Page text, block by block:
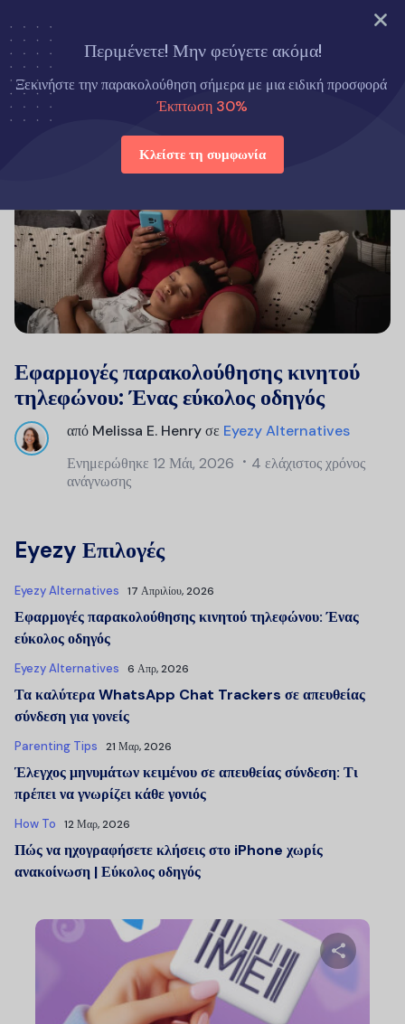
ΔΟΚΙΜΑΣΤΕ ΤΩΡΑ
Περιμένετε! Μην φεύγετε ακόμα!
Ξεκινήστε την παρακολούθηση σήμερα με μια ειδική προσφορά
Έκπτωση 30%
Κλείστε τη συμφωνία
Εφαρμογές παρακολούθησης κινητού
τηλεφώνου: Ένας εύκολος οδηγός
από Melissa E. Henryσε Eyezy Alternatives
Ενημερώθηκε 12 Μάι, 2026
4 ελάχιστος χρόνος
ανάγνωσης
Eyezy Επιλογές
Eyezy Alternatives 17 Απριλίου, 2026
Εφαρμογές παρακολούθησης κινητού τηλεφώνου: Ένας
εύκολος οδηγός
Eyezy Alternatives 6 Απρ, 2026
Τα καλύτερα WhatsApp Chat Trackers σε απευθείας
σύνδεση για γονείς
Parenting Tips 21 Μαρ, 2026
Έλεγχος μηνυμάτων κειμένου σε απευθείας σύνδεση: Τι
πρέπει να γνωρίζει κάθε γονιός
How To 12 Μαρ, 2026
Πώς να ηχογραφήσετε κλήσεις στο iPhone χωρίς
ανακοίνωση | Εύκολος οδηγός